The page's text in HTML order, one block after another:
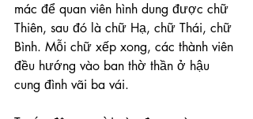
mác để quan viên hình dung được chữ
Thiên, sau đó là chữ Hạ, chữ Thái, chữ
Bình. Mỗi chữ xếp xong, các thành viên
đều hướng vào ban thờ thần ở hậu
cung đình vãi ba vái.